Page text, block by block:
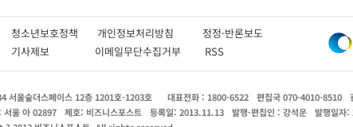
청소년보호정책 개인정보처리방침 정정·반론보도
기사제보 이메일무단수집거부 RSS
서울숲더스페이스 12층 1201호-1203호 대표전화 : 1800-6522 편집국 070-4010-8510
서울 아 02897 제호: 비즈니스포스트 등록일: 2013.11.13 발행·편집인 : 강석운 발행일자: